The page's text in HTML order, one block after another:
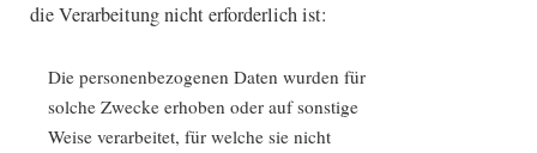
die Verarbeitung nicht erforderlich ist:
Die personenbezogenen Daten wurden für
solche Zwecke erhoben oder auf sonstige
Weise verarbeitet, für welche sie nicht